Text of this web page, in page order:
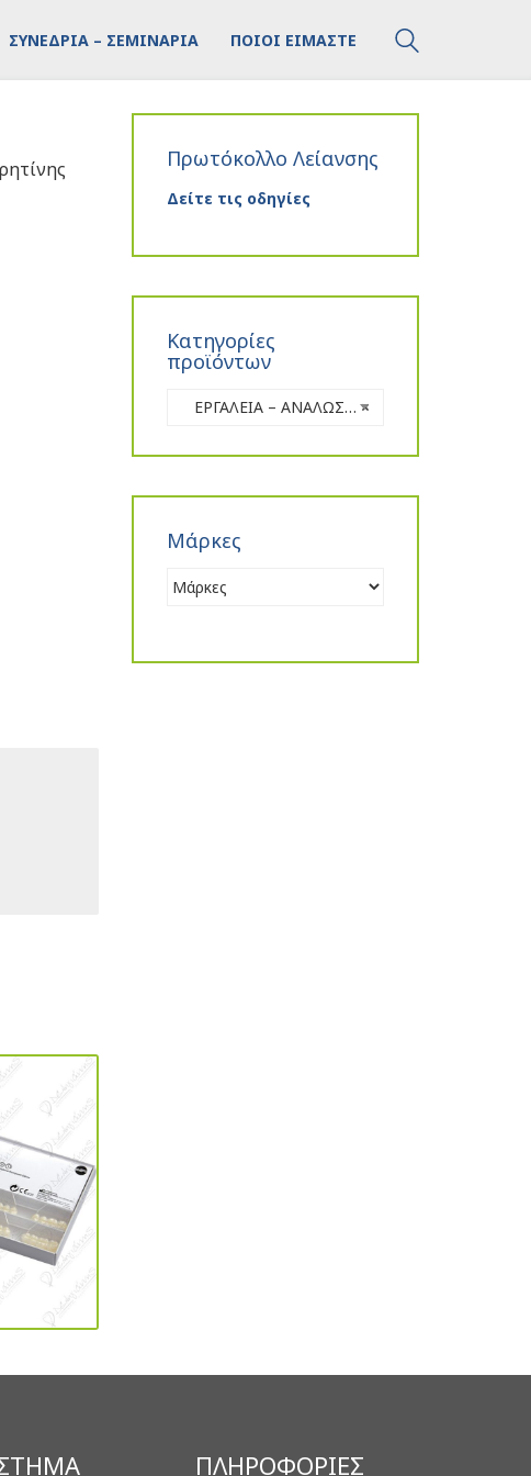
ΣΥΝΕΔΡΙΑ – ΣΕΜΙΝΑΡΙΑ ΠΟΙΟΙ ΕΙΜΑΣΤΕ
Πρωτόκολλο Λείανσης
Δείτε τις οδηγίες
Κατηγορίες
προϊόντων
×
ΕΡΓΑΛΕΙΑ – ΑΝΑΛΩΣΙΜΑ
Μάρκες
ΠΛΗΡΟΦΟΡΙΕΣ